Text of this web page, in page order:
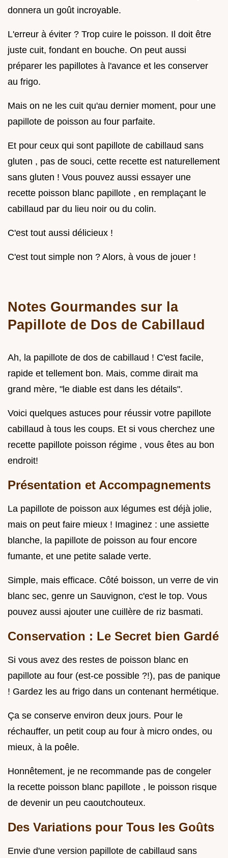
donnera un goût incroyable.
L'erreur à éviter ? Trop cuire le poisson. Il doit être
juste cuit, fondant en bouche. On peut aussi
préparer les papillotes à l'avance et les conserver
au frigo.
Mais on ne les cuit qu'au dernier moment, pour une
papillote de poisson au four parfaite.
Et pour ceux qui sont papillote de cabillaud sans
gluten , pas de souci, cette recette est naturellement
sans gluten ! Vous pouvez aussi essayer une
recette poisson blanc papillote , en remplaçant le
cabillaud par du lieu noir ou du colin.
C'est tout aussi délicieux !
C'est tout simple non ? Alors, à vous de jouer !
Notes Gourmandes sur la
Papillote de Dos de Cabillaud
Ah, la papillote de dos de cabillaud ! C'est facile,
rapide et tellement bon. Mais, comme dirait ma
grand mère, "le diable est dans les détails".
Voici quelques astuces pour réussir votre papillote
cabillaud à tous les coups. Et si vous cherchez une
recette papillote poisson régime , vous êtes au bon
endroit!
Présentation et Accompagnements
La papillote de poisson aux légumes est déjà jolie,
mais on peut faire mieux ! Imaginez : une assiette
blanche, la papillote de poisson au four encore
fumante, et une petite salade verte.
Simple, mais efficace. Côté boisson, un verre de vin
blanc sec, genre un Sauvignon, c'est le top. Vous
pouvez aussi ajouter une cuillère de riz basmati.
Conservation : Le Secret bien Gardé
Si vous avez des restes de poisson blanc en
papillote au four (est-ce possible ?!), pas de panique
! Gardez les au frigo dans un contenant hermétique.
Ça se conserve environ deux jours. Pour le
réchauffer, un petit coup au four à micro ondes, ou
mieux, à la poêle.
Honnêtement, je ne recommande pas de congeler
la recette poisson blanc papillote , le poisson risque
de devenir un peu caoutchouteux.
Des Variations pour Tous les Goûts
Envie d'une version papillote de cabillaud sans